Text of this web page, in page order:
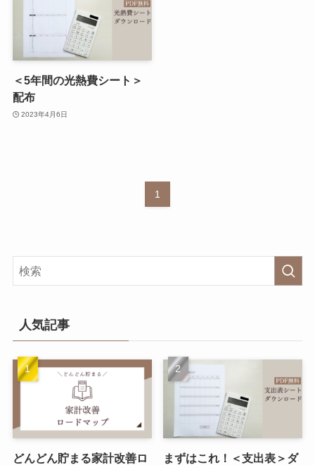
＜5年間の光熱費シート＞
配布
2023年4月6日
1
人気記事
どんどん貯まる家計改善ロ
まずはこれ！＜支出表＞ダ